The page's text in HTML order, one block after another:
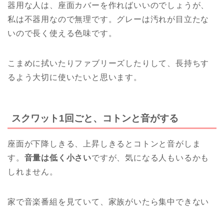
器用な人は、座面カバーを作ればいいのでしょうが、
私は不器用なので無理です。グレーは汚れが目立たな
いので長く使える色味です。
こまめに拭いたりファブリーズしたりして、長持ちす
るよう大切に使いたいと思います。
スクワット1回ごと、コトンと音がする
座面が下降しきる、上昇しきるとコトンと音がしま
す。 音量は低く小さいですが、気になる人もいるかも
しれません。
家で音楽番組を見ていて、家族がいたら集中できない